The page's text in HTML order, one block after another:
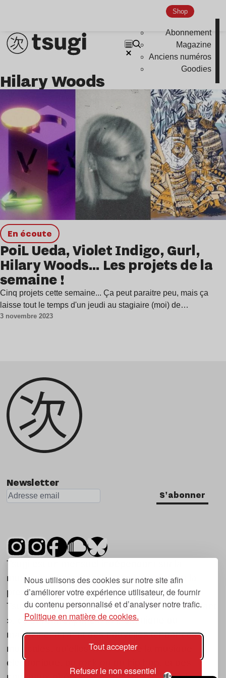
Nous utilisons des cookies sur notre site afin
d’améliorer votre expérience utilisateur, de fournir
du contenu personnalisé et d’analyser notre trafic.
Politique en matière de cookies.
Tout accepter
Refuser le non essentiel
Shop
Abonnement
Magazine
Anciens numéros
Goodies
Hilary Woods
en écoute
PoiL Ueda, Violet Indigo, Gurl,
Hilary Woods… Les projets de la
semaine !
Cinq projets cette semaine... Ça peut paraitre peu, mais ça
laisse tout le temps d'un jeudi au stagiaire (moi) de…
3 novembre 2023
Newsletter
S'abonner
Tsugi est un mensuel indépendant sur la
musique et les nouvelles tendances, dont la
première parution date de 2007.
Tsugi en japonais signifie « prochain », « suivant
», ce qui correspond à la thématique du
magazine, à l’affût des nouvelles tendances
musicales, qu’elles viennent de la musique
électronique, du rock ou du hip hop, et des